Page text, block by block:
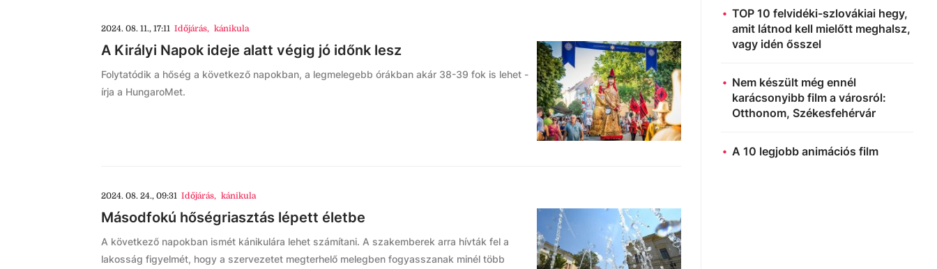
2024. 08. 11., 17:11 Időjárás, kánikula
A Királyi Napok ideje alatt végig jó időnk lesz
Folytatódik a hőség a következő napokban, a legmelegebb órákban akár 38-39 fok is lehet -
írja a HungaroMet.
2024. 08. 24., 09:31 Időjárás, kánikula
Másodfokú hőségriasztás lépett életbe
A következő napokban ismét kánikulára lehet számítani. A szakemberek arra hívták fel a
lakosság figyelmét, hogy a szervezetet megterhelő melegben fogyasszanak minél több
TOP 10 felvidéki-szlovákiai hegy,
amit látnod kell mielőtt meghalsz,
vagy idén ősszel
Nem készült még ennél
karácsonyibb film a városról:
Otthonom, Székesfehérvár
A 10 legjobb animációs film